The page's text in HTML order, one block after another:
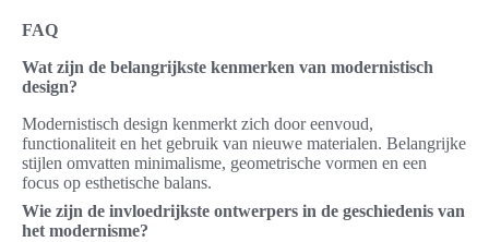
FAQ
Wat zijn de belangrijkste kenmerken van modernistisch
design?
Modernistisch design kenmerkt zich door eenvoud,
functionaliteit en het gebruik van nieuwe materialen. Belangrijke
stijlen omvatten minimalisme, geometrische vormen en een
focus op esthetische balans.
Wie zijn de invloedrijkste ontwerpers in de geschiedenis van
het modernisme?